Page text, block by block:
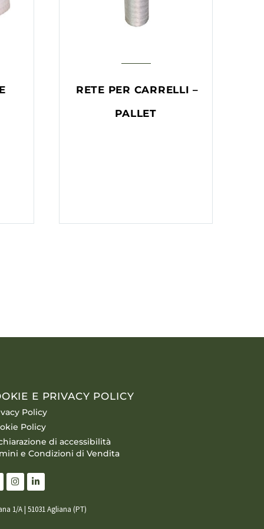
RETE PER CARRELLI –
PALLET
E PRIVACY POLICY
Policy
Policy
di accessibilità
e Condizioni di Vendita
1/A | 51031 Agliana (PT)